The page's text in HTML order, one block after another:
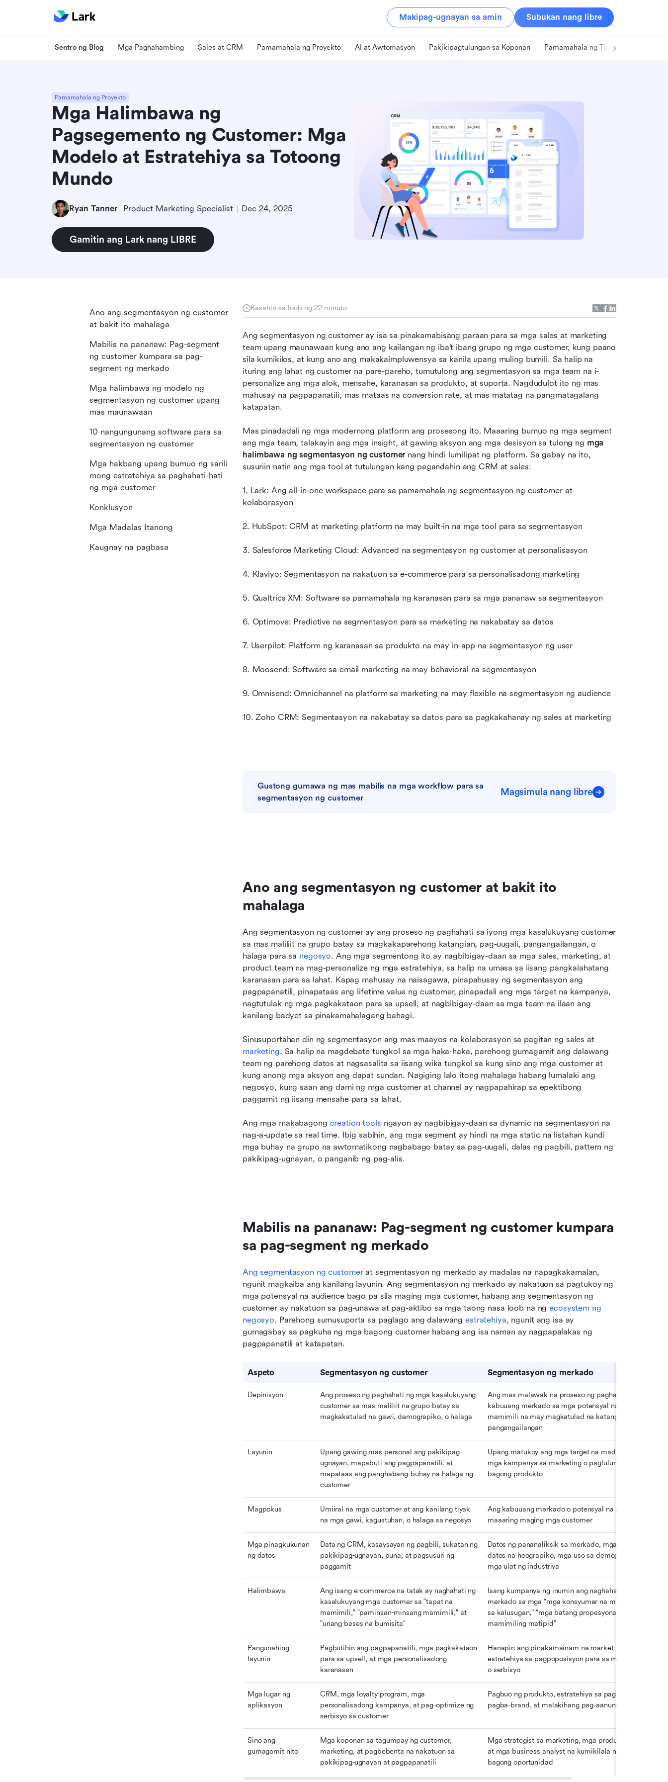
Makipag-ugnayan sa amin Subukan nang libre
Sentro ng Blog Mga Paghahambing Sales at CRM Pamamahala ng Proyekto AI at Awtomasyon Pakikipagtulungan sa Koponan Pamamahala ng Tao
Pamamahala ng Proyekto
Mga Halimbawa ng
Pagsegemento ng Customer: Mga
Modelo at Estratehiya sa Totoong
Mundo
Ryan Tanner Product Marketing Specialist Dec 24, 2025
Gamitin ang Lark nang LIBRE
Basahin sa loob ng 22 minuto
Ang segmentasyon ng customer ay isa sa pinakamabisang paraan para sa mga sales at marketing
team upang maunawaan kung ano ang kailangan ng iba’t ibang grupo ng mga customer, kung paano
sila kumikilos, at kung ano ang makakaimpluwensya sa kanila upang muling bumili. Sa halip na
ituring ang lahat ng customer na pare-pareho, tumutulong ang segmentasyon sa mga team na i-
personalize ang mga alok, mensahe, karanasan sa produkto, at suporta. Nagdudulot ito ng mas
mahusay na pagpapanatili, mas mataas na conversion rate, at mas matatag na pangmatagalang
katapatan.
Mas pinadadali ng mga modernong platform ang prosesong ito. Maaaring bumuo ng mga segment
ang mga team, talakayin ang mga insight, at gawing aksyon ang mga desisyon sa tulong ng mga
halimbawa ng segmentasyon ng customer nang hindi lumilipat ng platform. Sa gabay na ito,
susuriin natin ang mga tool at tutulungan kang pagandahin ang CRM at sales:
1. Lark: Ang all-in-one workspace para sa pamamahala ng segmentasyon ng customer at
kolaborasyon
2. HubSpot: CRM at marketing platform na may built-in na mga tool para sa segmentasyon
3. Salesforce Marketing Cloud: Advanced na segmentasyon ng customer at personalisasyon
4. Klaviyo: Segmentasyon na nakatuon sa e-commerce para sa personalisadong marketing
5. Qualtrics XM: Software sa pamamahala ng karanasan para sa mga pananaw sa segmentasyon
6. Optimove: Predictive na segmentasyon para sa marketing na nakabatay sa datos
7. Userpilot: Platform ng karanasan sa produkto na may in-app na segmentasyon ng user
8. Moosend: Software sa email marketing na may behavioral na segmentasyon
9. Omnisend: Omnichannel na platform sa marketing na may flexible na segmentasyon ng audience
10. Zoho CRM: Segmentasyon na nakabatay sa datos para sa pagkakahanay ng sales at marketing
Gustong gumawa ng mas mabilis na mga workflow para sa
segmentasyon ng customer
Magsimula nang libre
Ano ang segmentasyon ng customer at bakit ito
mahalaga
Ang segmentasyon ng customer ay ang proseso ng paghahati sa iyong mga kasalukuyang customer
sa mas maliliit na grupo batay sa magkakaparehong katangian, pag-uugali, pangangailangan, o
halaga para sa negosyo. Ang mga segmentong ito ay nagbibigay-daan sa mga sales, marketing, at
product team na mag-personalize ng mga estratehiya, sa halip na umasa sa iisang pangkalahatang
karanasan para sa lahat. Kapag mahusay na naisagawa, pinapahusay ng segmentasyon ang
pagpapanatili, pinapataas ang lifetime value ng customer, pinapadali ang mga target na kampanya,
nagtutulak ng mga pagkakataon para sa upsell, at nagbibigay-daan sa mga team na ilaan ang
kanilang badyet sa pinakamahalagang bahagi.
Sinusuportahan din ng segmentasyon ang mas maayos na kolaborasyon sa pagitan ng sales at
marketing. Sa halip na magdebate tungkol sa mga haka-haka, parehong gumagamit ang dalawang
team ng parehong datos at nagsasalita sa iisang wika tungkol sa kung sino ang mga customer at
kung anong mga aksyon ang dapat sundan. Nagiging lalo itong mahalaga habang lumalaki ang
negosyo, kung saan ang dami ng mga customer at channel ay nagpapahirap sa epektibong
paggamit ng iisang mensahe para sa lahat.
Ang mga makabagong creation tools ngayon ay nagbibigay-daan sa dynamic na segmentasyon na
nag-a-update sa real time. Ibig sabihin, ang mga segment ay hindi na mga static na listahan kundi
mga buhay na grupo na awtomatikong nagbabago batay sa pag-uugali, dalas ng pagbili, pattern ng
pakikipag-ugnayan, o panganib ng pag-alis.
Mabilis na pananaw: Pag-segment ng customer kumpara
sa pag-segment ng merkado
Ang segmentasyon ng customer at segmentasyon ng merkado ay madalas na napagkakamalan,
ngunit magkaiba ang kanilang layunin. Ang segmentasyon ng merkado ay nakatuon sa pagtukoy ng
mga potensyal na audience bago pa sila maging mga customer, habang ang segmentasyon ng
customer ay nakatuon sa pag-unawa at pag-aktibo sa mga taong nasa loob na ng ecosystem ng
negosyo. Parehong sumusuporta sa paglago ang dalawang estratehiya, ngunit ang isa ay
gumagabay sa pagkuha ng mga bagong customer habang ang isa naman ay nagpapalakas ng
pagpapanatili at katapatan.
Aspeto Segmentasyon ng customer Segmentasyon ng merkado
Depinisyon
Ang proseso ng paghahati ng mga kasalukuyang
customer sa mas maliliit na grupo batay sa
magkakatulad na gawi, demograpiko, o halaga
Ang mas malawak na proseso ng paghahati ng
kabuuang merkado sa mga potensyal na grupo ng
mamimili na may magkatulad na katangian o
pangangailangan
Layunin
Upang gawing mas personal ang pakikipag-
ugnayan, mapabuti ang pagpapanatili, at
mapataas ang panghabang-buhay na halaga ng
customer
Upang matukoy ang mga target na madla para sa
mga kampanya sa marketing o paglulunsad ng
bagong produkto
Magpokus
Umiiral na mga customer at ang kanilang tiyak
na mga gawi, kagustuhan, o halaga sa negosyo
Ang kabuuang merkado o potensyal na madla na
maaaring maging mga customer
Mga pinagkukunan
ng datos
Data ng CRM, kasaysayan ng pagbili, sukatan ng
pakikipag-ugnayan, puna, at pagsusuri ng
paggamit
Datos ng pananaliksik sa merkado, mga survey,
datos na heograpiko, mga uso sa demograpiko, at
mga ulat ng industriya
Halimbawa
Ang isang e-commerce na tatak ay naghahati ng
kasalukuyang mga customer sa "tapat na
mamimili," "paminsan-minsang mamimili," at
"unang beses na bumisita"
Isang kumpanya ng inumin ang naghahati ng
merkado sa mga “mga konsyumer na may malasakit
sa kalusugan,” “mga batang propesyonal,” at “mga
mamimiling matipid”
Pangunahing
layunin
Pagbutihin ang pagpapanatili, mga pagkakataon
para sa upsell, at mga personalisadong
karanasan
Hanapin ang pinakamainam na market fit at
estratehiya sa pagpoposisyon para sa mga produkto
o serbisyo
Mga lugar ng
aplikasyon
CRM, mga loyalty program, mga
personalisadong kampanya, at pag-optimize ng
serbisyo sa customer
Pagbuo ng produkto, estratehiya sa pagpepresyo,
pagba-brand, at malakihang pag-aanunsyo
Sino ang
gumagamit nito
Mga koponan sa tagumpay ng customer,
marketing, at pagbebenta na nakatuon sa
pakikipag-ugnayan at pagpapanatili
Mga strategist sa marketing, mga product manager,
at mga business analyst na kumikilala ng mga
bagong oportunidad
Ano ang segmentasyon ng customer
at bakit ito mahalaga
Mabilis na pananaw: Pag-segment
ng customer kumpara sa pag-
segment ng merkado
Mga halimbawa ng modelo ng
segmentasyon ng customer upang
mas maunawaan
10 nangungunang software para sa
segmentasyon ng customer
Mga hakbang upang bumuo ng sarili
mong estratehiya sa paghahati-hati
ng mga customer
Konklusyon
Mga Madalas Itanong
Kaugnay na pagbasa